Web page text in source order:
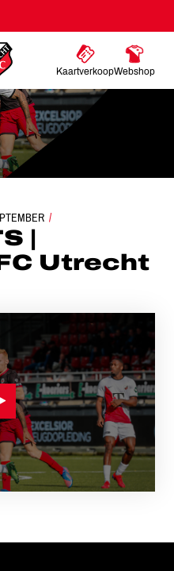
KaartverkoopWebshop
| EXCELSIOR - FC UTRECHT
|
Utrecht